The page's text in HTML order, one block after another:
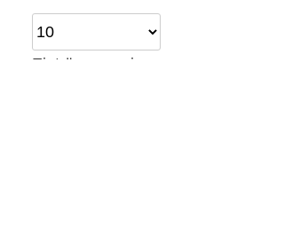
Einträge anzeigen